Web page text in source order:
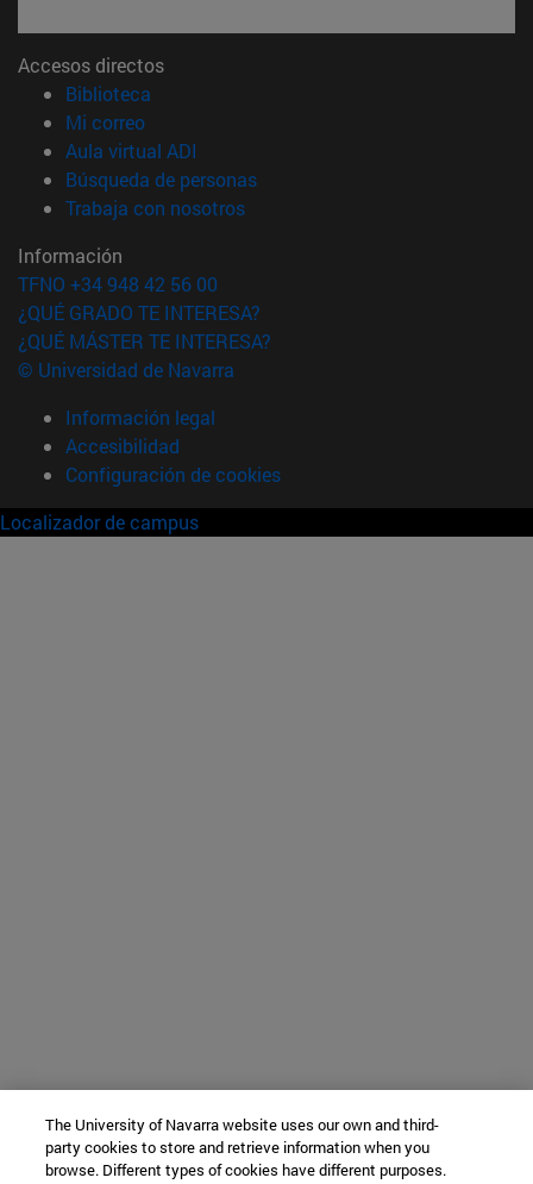
Accesos directos
Biblioteca
Mi correo(abre en nueva ventana)
Aula virtual ADI
Búsqueda de personas(abre en nueva ventana)
Trabaja con nosotros(abre en nueva ventana)
Información
TFNO +34 948 42 56 00
¿QUÉ GRADO TE INTERESA?
¿QUÉ MÁSTER TE INTERESA?
© Universidad de Navarra
Información legal
Accesibilidad
Configuración de cookies
Localizador de campus
The University of Navarra website uses our own and third-
party cookies to store and retrieve information when you
browse. Different types of cookies have different purposes.